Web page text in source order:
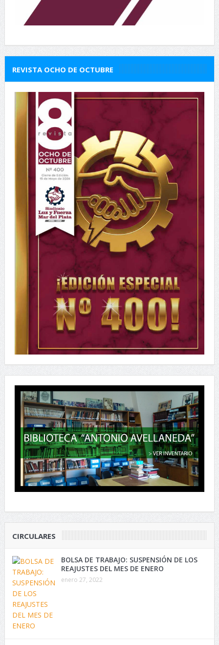
REVISTA OCHO DE OCTUBRE
CIRCULARES
BOLSA DE TRABAJO: SUSPENSIÓN DE LOS
REAJUSTES DEL MES DE ENERO
enero 27, 2022